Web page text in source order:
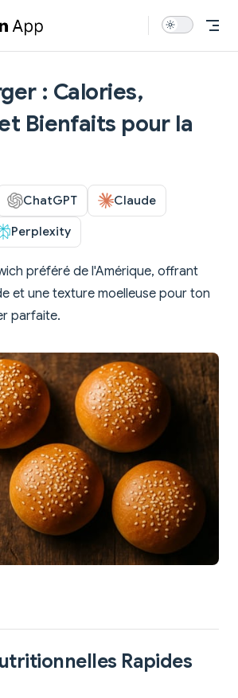
: Calories,
Bienfaits pour la
ChatGPT Claude
Perplexity
préféré de l'Amérique, offrant
et une texture moelleuse pour ton
parfaite.
Rapides